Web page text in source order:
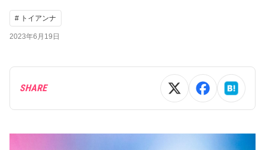
# トイアンナ
2023年6月19日
SHARE